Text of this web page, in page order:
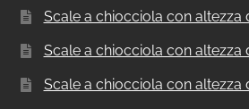
Scale a chiocciola con altezza
Scale a chiocciola con altezza
Scale a chiocciola con altezza